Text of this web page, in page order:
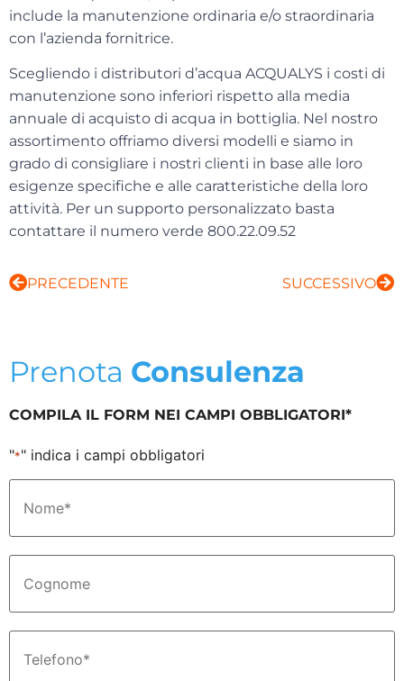
include la manutenzione ordinaria e/o straordinaria
con l’azienda fornitrice.
Scegliendo i distributori d’acqua ACQUALYS i costi di
manutenzione sono inferiori rispetto alla media
annuale di acquisto di acqua in bottiglia. Nel nostro
assortimento offriamo diversi modelli e siamo in
grado di consigliare i nostri clienti in base alle loro
esigenze specifiche e alle caratteristiche della loro
attività. Per un supporto personalizzato basta
contattare il numero verde 800.22.09.52
PRECEDENTE SUCCESSIVO
Prenota Consulenza
COMPILA IL FORM NEI CAMPI OBBLIGATORI*
"*" indica i campi obbligatori